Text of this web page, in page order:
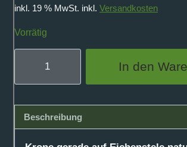
inkl. 19 % MwSt. inkl. Versandkosten
Vorrätig
Eichenstele
natur
In den
Beschreibung